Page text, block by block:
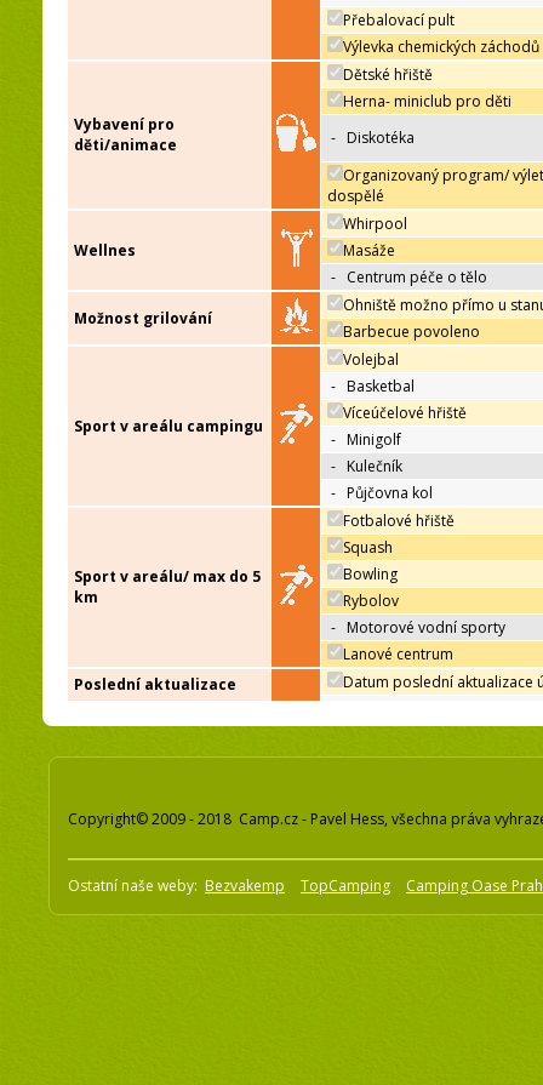
Přebalovací pult
Výlevka chemických záchodů
Vybavení pro
děti/animace
Dětské hřiště
Herna- miniclub pro děti
- Diskotéka
Organizovaný program/
dospělé
Wellnes
Whirpool
Masáže
- Centrum péče o tělo
Možnost grilování
Ohniště možno přímo u
Barbecue povoleno
Sport v areálu campingu
Volejbal
- Basketbal
Víceúčelové hřiště
- Minigolf
- Kulečník
- Půjčovna kol
Sport v areálu/ max do 5
km
Fotbalové hřiště
Squash
Bowling
Rybolov
- Motorové vodní sporty
Lanové centrum
Poslední aktualizace
Datum poslední aktualizace
Copyright© 2009 - 2018 Camp.cz - Pavel Hess, všechna práva
Ostatní naše weby: Bezvakemp TopCamping Camping Oase